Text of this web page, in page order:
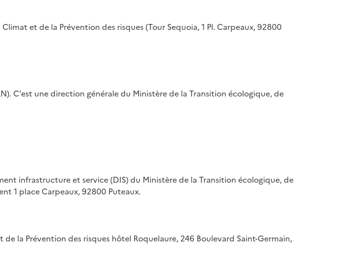
et de la Prévention des risques (Tour Sequoia, 1 Pl. Carpeaux, 92800
C'est une direction générale du Ministère de la Transition écologique, de
infrastructure et service (DIS) du Ministère de la Transition écologique, de
1 place Carpeaux, 92800 Puteaux.
la Prévention des risques hôtel Roquelaure, 246 Boulevard Saint-Germain,